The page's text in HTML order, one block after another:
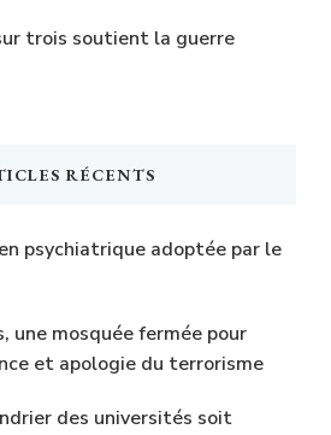
trois soutient la guerre
RÉCENTS
psychiatrique adoptée par le
une mosquée fermée pour
et apologie du terrorisme
des universités soit